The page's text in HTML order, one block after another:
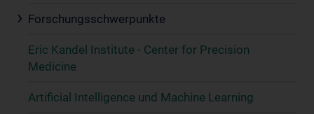
Forschungsschwerpunkte
Eric Kandel Institute - Center for Precision
Medicine
Artificial Intelligence und Machine Learning